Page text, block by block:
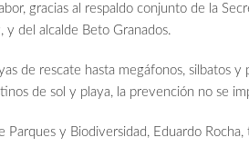
gracias al respaldo conjunto de la
y del alcalde Beto Granados.
de rescate hasta megáfonos, silbatos
de sol y playa, la prevención no se
Parques y Biodiversidad, Eduardo